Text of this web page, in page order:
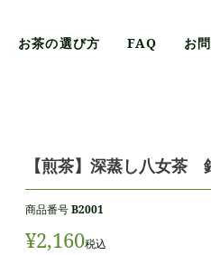
お茶の選び方 FAQ お
【煎茶】深蒸し八女茶
商品番号B2001
¥2,160税込